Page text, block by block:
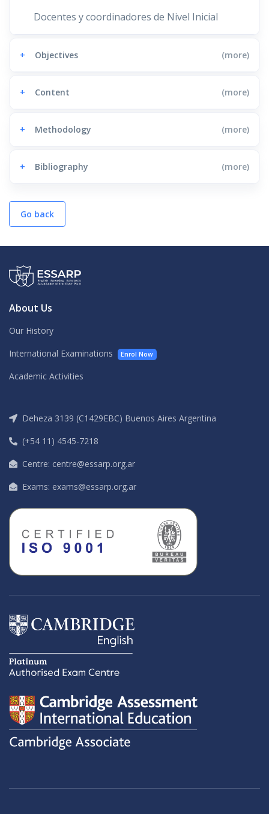
Docentes y coordinadores de Nivel Inicial
+ Objectives (more)
+ Content (more)
+ Methodology (more)
+ Bibliography (more)
Go back
About Us
Our History
International Examinations
Enrol Now
Academic Activities
Deheza 3139 (C1429EBC) Buenos Aires Argentina
(+54 11) 4545-7218
Centre: centre@essarp.org.ar
Exams: exams@essarp.org.ar